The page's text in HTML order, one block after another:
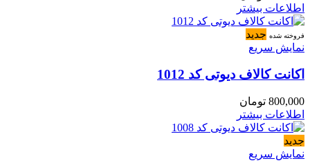
اطلاعات بیشتر
فروخته شده جدید
نمایش سریع
اکانت کالاف دیوتی کد 1012
800,000 تومان
اطلاعات بیشتر
جدید
نمایش سریع